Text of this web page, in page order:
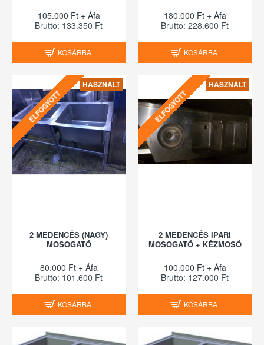
105.000 Ft + Áfa
Brutto: 133.350 Ft
KOSÁRBA
180.000 Ft + Áfa
Brutto: 228.600 Ft
KOSÁRBA
HASZNÁLT
ELFOGYOTT
2 MEDENCÉS (NAGY)
MOSOGATÓ
80.000 Ft + Áfa
Brutto: 101.600 Ft
KOSÁRBA
HASZNÁLT
ELFOGYOTT
2 MEDENCÉS IPARI
MOSOGATÓ + KÉZMOSÓ
100.000 Ft + Áfa
Brutto: 127.000 Ft
KOSÁRBA